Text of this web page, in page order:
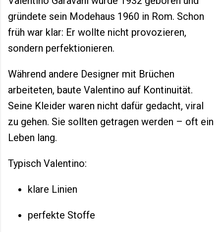
gründete sein Modehaus 1960 in Rom. Schon
früh war klar: Er wollte nicht provozieren,
sondern perfektionieren.
Während andere Designer mit Brüchen
arbeiteten, baute Valentino auf Kontinuität.
Seine Kleider waren nicht dafür gedacht, viral
zu gehen. Sie sollten getragen werden – oft ein
Leben lang.
Typisch Valentino:
klare Linien
perfekte Stoffe